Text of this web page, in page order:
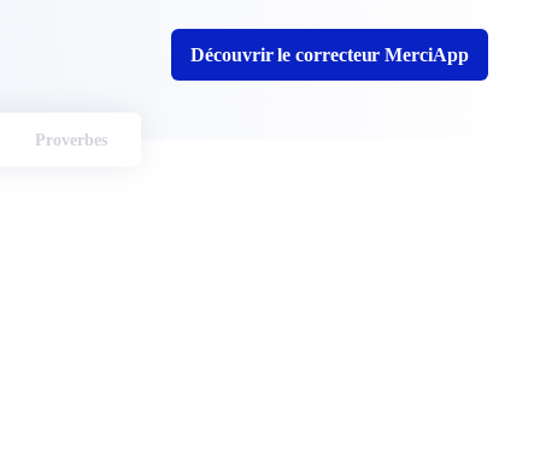
Découvrir le correcteur MerciApp
Proverbes